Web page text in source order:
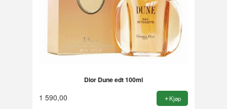
Dior Dune edt 100ml
1 590,00 Kjøp